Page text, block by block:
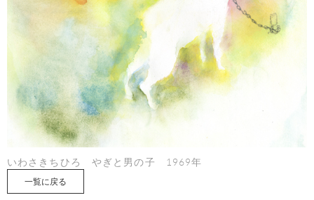
いわさきちひろ やぎと男の子 1969年
一覧に戻る